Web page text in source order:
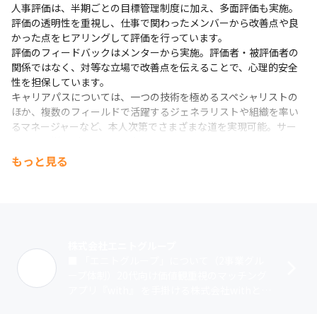
人事評価は、半期ごとの目標管理制度に加え、多面評価も実施。
評価の透明性を重視し、仕事で関わったメンバーから改善点や良
かった点をヒアリングして評価を行っています。
評価のフィードバックはメンターから実施。評価者・被評価者の
関係ではなく、対等な立場で改善点を伝えることで、心理的安全
性を担保しています。
キャリアパスについては、一つの技術を極めるスペシャリストの
ほか、複数のフィールドで活躍するジェネラリストや組織を率い
るマネージャーなど、本人次第でさまざまな道を実現可能。サー
と二人三脚で考えていける環境です。
もっと見る